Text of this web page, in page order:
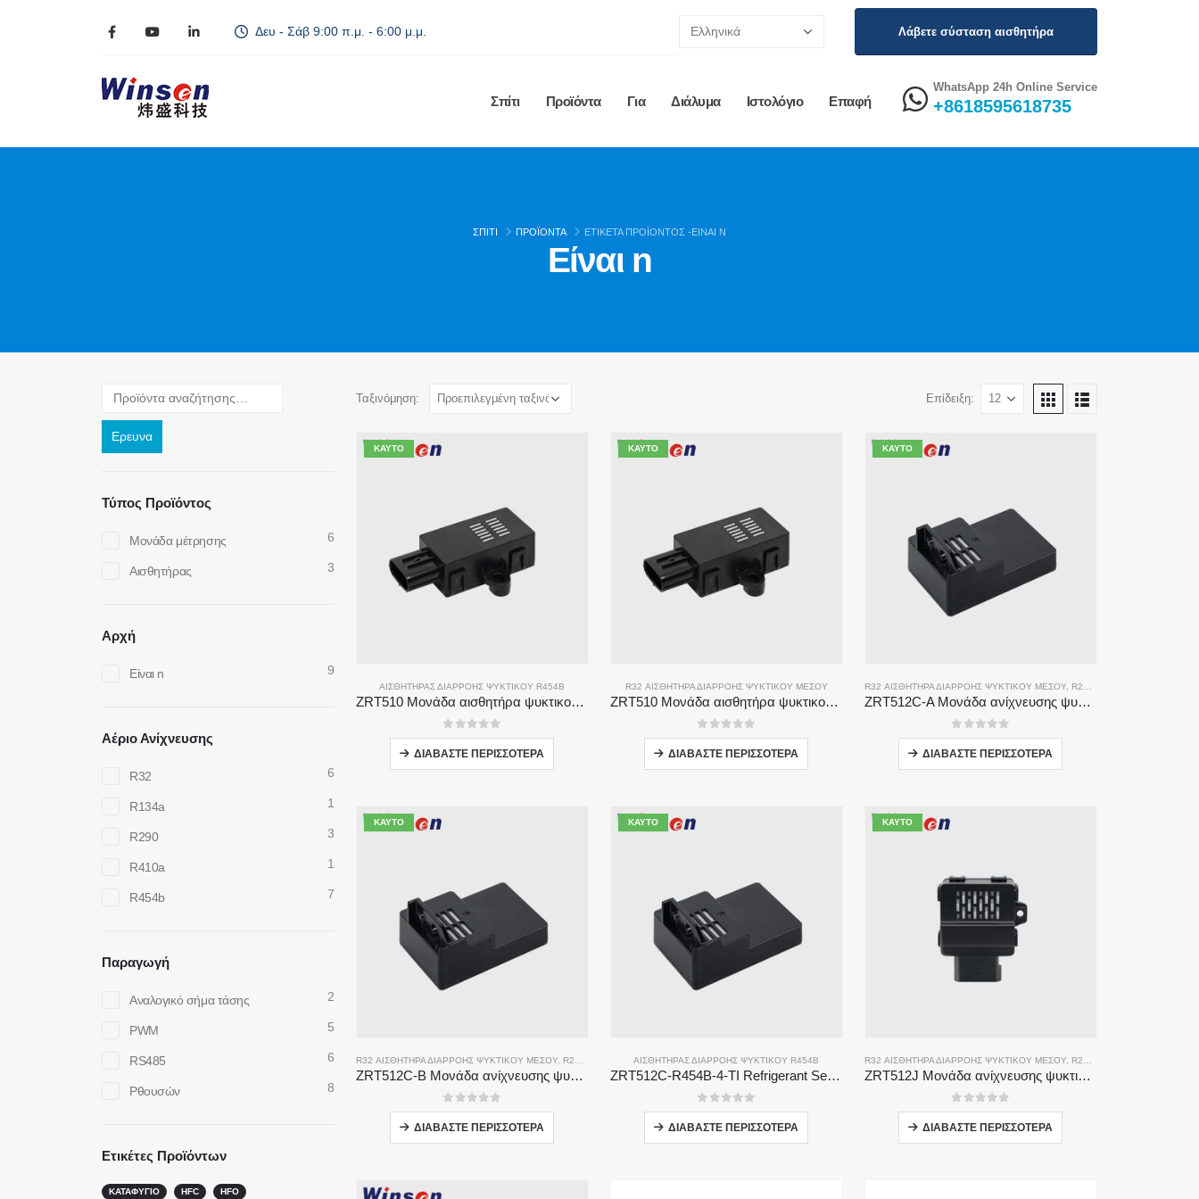
Δευ - Σάβ 9:00 π.μ. - 6:00 μ.μ. Λάβετε σύσταση αισθητήρα
Σπίτι Προϊόντα Για Διάλυμα Ιστολόγιο Επαφή
WhatsApp 24h Online Service
+8618595618735
ΣΠΊΤΙ ΠΡΟΪΌΝΤΑ ΕΤΙΚΈΤΑ ΠΡΟΪΌΝΤΟΣ -ΕΊΝΑΙ N
Είναι n
Ταξινόμηση: Επίδειξη:
ΚΑΥΤΌ
ΑΙΣΘΗΤΉΡΑΣ ΔΙΑΡΡΟΉΣ ΨΥΚΤΙΚΟΎ R454B
ZRT510 Μονάδα αισθητήρα ψυκτικού R454B-Αισθητήρας ψυκτικού μέσου υψηλής απόδοσης NDIR
0από 5
ΔΙΑΒΆΣΤΕ ΠΕΡΙΣΣΌΤΕΡΑ
ΚΑΥΤΌ
R32 ΑΙΣΘΗΤΉΡΑ ΔΙΑΡΡΟΉΣ ΨΥΚΤΙΚΟΎ ΜΈΣΟΥ
ZRT510 Μονάδα αισθητήρα ψυκτικού R32-Υψηλής απόδοσης αισθητήρα ψυκτικού NDIR
0από 5
ΔΙΑΒΆΣΤΕ ΠΕΡΙΣΣΌΤΕΡΑ
ΚΑΥΤΌ
R32 ΑΙΣΘΗΤΉΡΑ ΔΙΑΡΡΟΉΣ ΨΥΚΤΙΚΟΎ ΜΈΣΟΥ, R290 ΑΙΣΘΗΤΉΡΑΣ ΔΙΑΡΡΟΉΣ ΨΥΚΤΙΚΟΎ ΜΈΣΟΥ
ZRT512C-A Μονάδα ανίχνευσης ψυκτικού μέσου | Αισθητήρας αερίου NDIR για R32, R454B, R290 | Τροφοδοτικό ευρείας τάσης
0από 5
ΔΙΑΒΆΣΤΕ ΠΕΡΙΣΣΌΤΕΡΑ
ΚΑΥΤΌ
R32 ΑΙΣΘΗΤΉΡΑ ΔΙΑΡΡΟΉΣ ΨΥΚΤΙΚΟΎ ΜΈΣΟΥ R290 ΑΙΣΘΗΤΉΡΑΣ ΔΙΑΡΡΟΉΣ ΨΥΚΤΙΚΟΎ ΜΈΣΟΥ ,ΑΙΣΘΗΤΉΡΑΣ ΔΙΑΡΡΟΉΣ ΨΥΚΤΙΚΟΎ R454B
ZRT512C-B Μονάδα ανίχνευσης ψυκτικού μέσου | Αισθητήρας αερίου NDIR χαμηλής τάσης για R32, R454B, R290
0από 5
ΔΙΑΒΆΣΤΕ ΠΕΡΙΣΣΌΤΕΡΑ
ΚΑΥΤΌ
ΑΙΣΘΗΤΉΡΑΣ ΔΙΑΡΡΟΉΣ ΨΥΚΤΙΚΟΎ R454B
ZRT512C-R454B-4-TI Refrigerant Sensor Module | NDIR Technology for HVAC & Industrial Safety Monitoring
0από 5
ΔΙΑΒΆΣΤΕ ΠΕΡΙΣΣΌΤΕΡΑ
ΚΑΥΤΌ
R32 ΑΙΣΘΗΤΉΡΑ ΔΙΑΡΡΟΉΣ ΨΥΚΤΙΚΟΎ ΜΈΣΟΥ, R290 ΑΙΣΘΗΤΉΡΑΣ ΔΙΑΡΡΟΉΣ ΨΥΚΤΙΚΟΎ ΜΈΣΟΥ
ZRT512J Μονάδα ανίχνευσης ψυκτικού μέσου | Αισθητήρας αερίου NDIR για R32, R454B, R290 | Επικοινωνία RS485
0από 5
ΔΙΑΒΆΣΤΕ ΠΕΡΙΣΣΌΤΕΡΑ
Ερευνα
Τύπος Προϊόντος
Μονάδα μέτρησης 6
Αισθητήρας 3
Αρχή
Είναι n 9
Αέριο Ανίχνευσης
R32 6
R134a 1
R290 3
R410a 1
R454b 7
Παραγωγή
Αναλογικό σήμα τάσης 2
PWM 5
RS485 6
Ρθουσών 8
Ετικέτες Προϊόντων
ΚΑΤΑΦΎΓΙΟ HFC HFO